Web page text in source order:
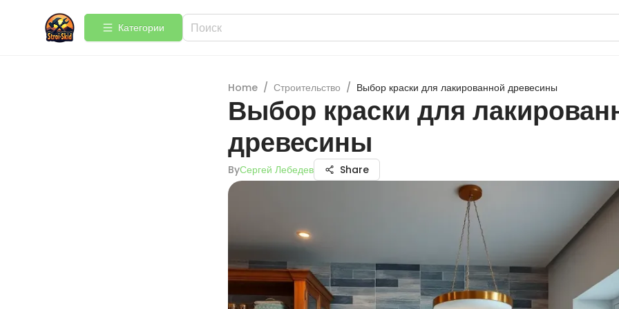
Категории
Home / Строительство / Выбор краски для лакированной древесины
Выбор краски для
древесины
ByСергей Лебедев Share